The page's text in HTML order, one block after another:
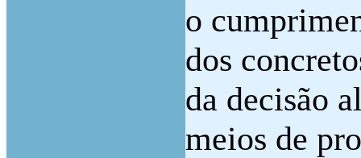
o
dos
da decisão
meios de